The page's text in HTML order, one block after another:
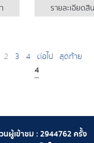
รายละเอียดสิ
2 3 4 ต่อไป สุดท้าย
4
นผู้เข้าชม :2944762 ครั้ง